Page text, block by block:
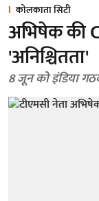
कोलकाता सिटी
अभिषेक की
'अनिश्चितता'
8 जून को इंडिया